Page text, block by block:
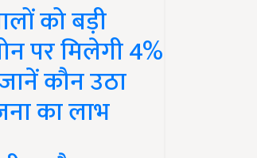
को बड़ी
पर मिलेगी 4%
कौन उठा
का लाभ